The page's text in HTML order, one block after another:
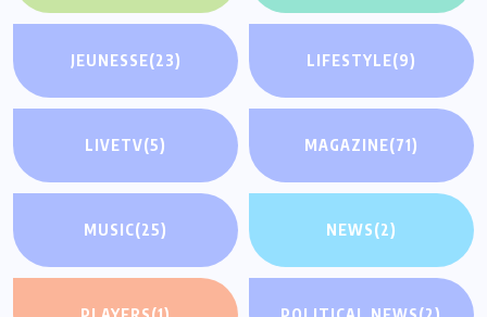
JEUNESSE(23) LIFESTYLE(9)
LIVETV(5) MAGAZINE(71)
MUSIC(25) NEWS(2)